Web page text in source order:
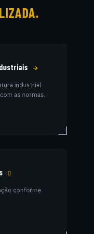
industrial
as normas.
conforme